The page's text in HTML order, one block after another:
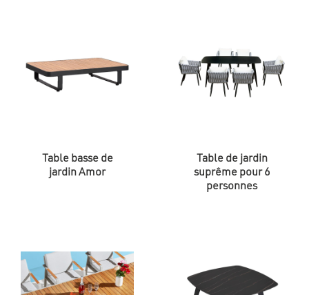
Table basse de
jardin Amor
Table de jardin
suprême pour 6
personnes